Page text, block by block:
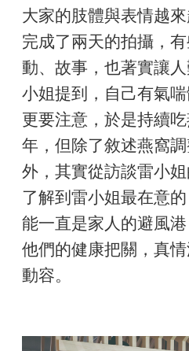
大家的肢體與表情越
完成了兩天的拍攝，
動、故事，也著實讓
小姐提到，自己有氣
更要注意，於是持續
年，但除了敘述燕窩
外，其實從訪談雷小
了解到雷小姐最在意
能一直是家人的避風
他們的健康把關，真
動容。